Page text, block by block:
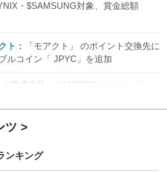
・$SAMSUNG対象、賞金総額
ト
「モアクト」 のポイント交換先に
ルコイン「 JPYC」を追加
株式会社
信託型円建てステーブル
ツ
ンキング